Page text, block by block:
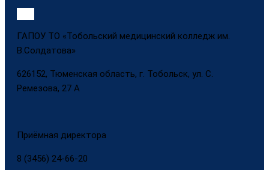
ГАПОУ ТО «Тобольский медицинский колледж им.
В.Солдатова»
626152, Тюменская область, г. Тобольск, ул. С.
Ремезова, 27 А
Приёмная директора
8 (3456) 24-66-20